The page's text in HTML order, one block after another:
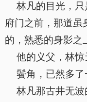
林凡的目光，只
府门之前，那道虽
的，熟悉的身影之
他的义父，林惊
鬢角，已然多了
林凡那古井无波